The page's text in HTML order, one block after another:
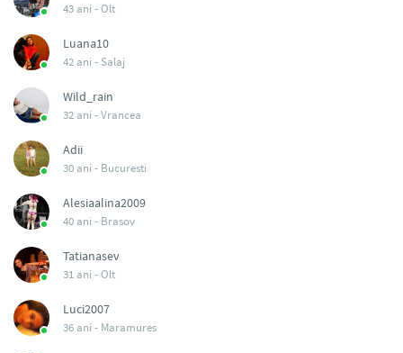
43 ani -Olt
Luana10
42 ani - Salaj
Wild_rain
32 ani -Vrancea
Adii
30 ani - Bucuresti
Alesiaalina2009
40 ani - Brasov
Tatianasev
31 ani -Olt
Luci2007
36 ani - Maramures